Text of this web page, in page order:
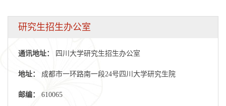
研究生招生办公室
通讯地址： 四川大学研究生招生办公室
地址： 成都市一环路南一段24号四川大学研究生院
邮编： 610065